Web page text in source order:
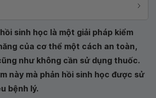
sinh học là một giải pháp kiểm
của cơ thể một cách an toàn,
như không cần sử dụng thuốc.
này mà phản hồi sinh học được sử
bệnh lý.